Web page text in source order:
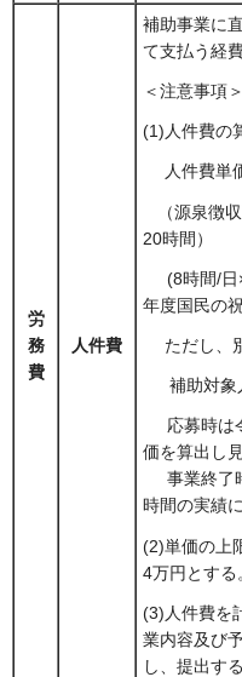
労
務
費
人件費
補助事業に
て支払う経費
＜注意事項＞
(1)人件費の
人件費単
（源泉徴
20時間）
(8時間/日
年度国民の
ただし、
補助対象
応募時は
価を算出し
事業終了
時間の実績
(2)単価の上
4万円とする
(3)人件費を
業内容及び
し、提出す